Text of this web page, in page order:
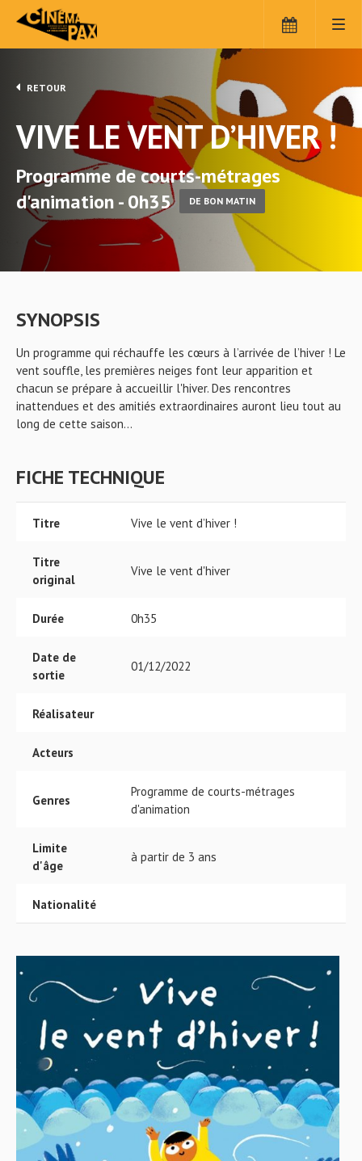
RETOUR
VIVE LE VENT D’HIVER !
Programme de courts-métrages
d'animation - 0h35
DE BON MATIN
SYNOPSIS
Un programme qui réchauffe les cœurs à l’arrivée de l’hiver ! Le
vent souffle, les premières neiges font leur apparition et
chacun se prépare à accueillir l'hiver. Des rencontres
inattendues et des amitiés extraordinaires auront lieu tout au
long de cette saison...
FICHE TECHNIQUE
Titre Vive le vent d’hiver !
Titre
original
Vive le vent d'hiver
Durée 0h35
Date de
sortie
01/12/2022
Réalisateur
Acteurs
Genres
Programme de courts-métrages
d'animation
Limite
d'âge
à partir de 3 ans
Nationalité